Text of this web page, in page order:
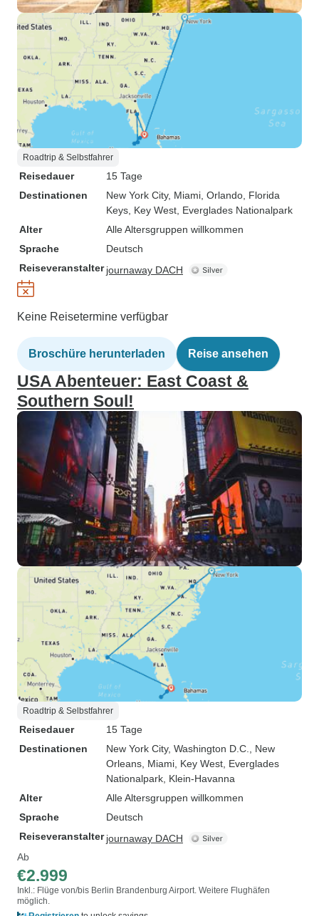
Roadtrip & Selbstfahrer
Reisedauer
15 Tage
Destinationen
New York City, Miami , Orlando , Florida
Keys , Key West , Everglades Nationalpark
Alter
Alle Altersgruppen willkommen
Sprache
Deutsch
Reiseveranstalter journaway DACH
Keine Reisetermine verfügbar
Broschüre herunterladen Reise ansehen
USA Abenteuer: East Coast &
Southern Soul!
Roadtrip & Selbstfahrer
Reisedauer
15 Tage
Destinationen
New York City, Washington D.C.
, New
Orleans , Miami , Key West , Everglades
Nationalpark , Klein-Havanna
Alter
Alle Altersgruppen willkommen
Sprache
Deutsch
Reiseveranstalter journaway DACH
Ab
€2.999
Inkl.: Flüge von/bis Berlin Brandenburg Airport. Weitere Flughäfen
möglich.